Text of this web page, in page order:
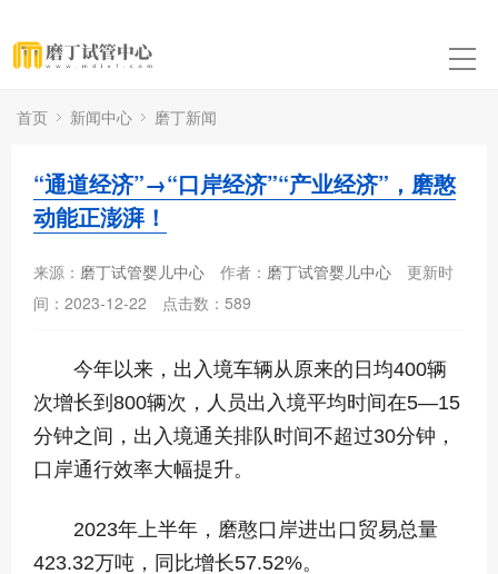
首页 新闻中心 磨丁新闻
“通道经济”→“口岸经济”“产业经济”，磨憨
动能正澎湃！
来源： 磨丁试管婴儿中心 作者： 磨丁试管婴儿中心
更新时
间：2023-12-22
点击数： 589
今年以来，出入境车辆从原来的日均400辆
次增长到800辆次，人员出入境平均时间在5—15
分钟之间，出入境通关排队时间不超过30分钟，
口岸通行效率大幅提升。
2023年上半年，磨憨口岸进出口贸易总量
423.32万吨，同比增长57.52%。